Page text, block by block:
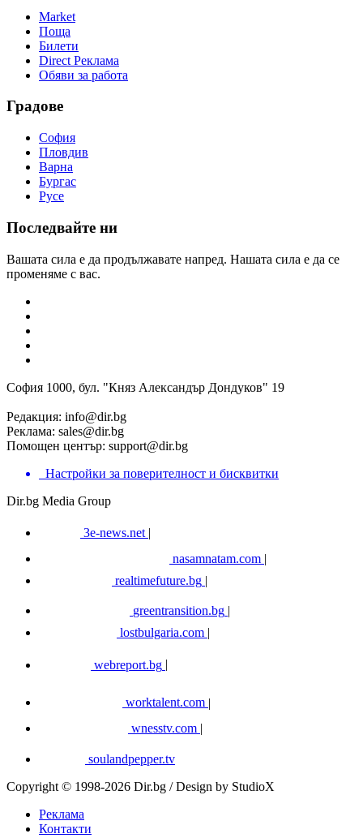
Market
Поща
Билети
Direct Реклама
Обяви за работа
Градове
София
Пловдив
Варна
Бургас
Русе
Последвайте ни
Вашата сила е да продължавате напред. Нашата сила е да се
променяме с вас.
София 1000, бул. "Княз Александър Дондуков" 19
Редакция: info@dir.bg
Реклама: sales@dir.bg
Помощен център: support@dir.bg
Настройки за поверителност и бисквитки
Dir.bg Media Group
3e-news.net |
nasamnatam.com |
realtimefuture.bg |
greentransition.bg |
lostbulgaria.com |
webreport.bg
worktalent.com |
wnesstv.com |
soulandpepper.tv
Copyright © 1998-2026 Dir.bg / Design by StudioX
Реклама
Контакти